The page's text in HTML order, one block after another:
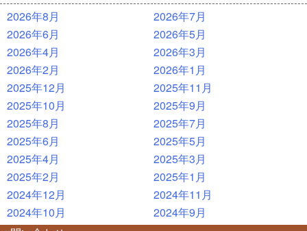
2026年8月
2026年7月
2026年6月
2026年5月
2026年4月
2026年3月
2026年2月
2026年1月
2025年12月
2025年11月
2025年10月
2025年9月
2025年8月
2025年7月
2025年6月
2025年5月
2025年4月
2025年3月
2025年2月
2025年1月
2024年12月
2024年11月
2024年10月
2024年9月